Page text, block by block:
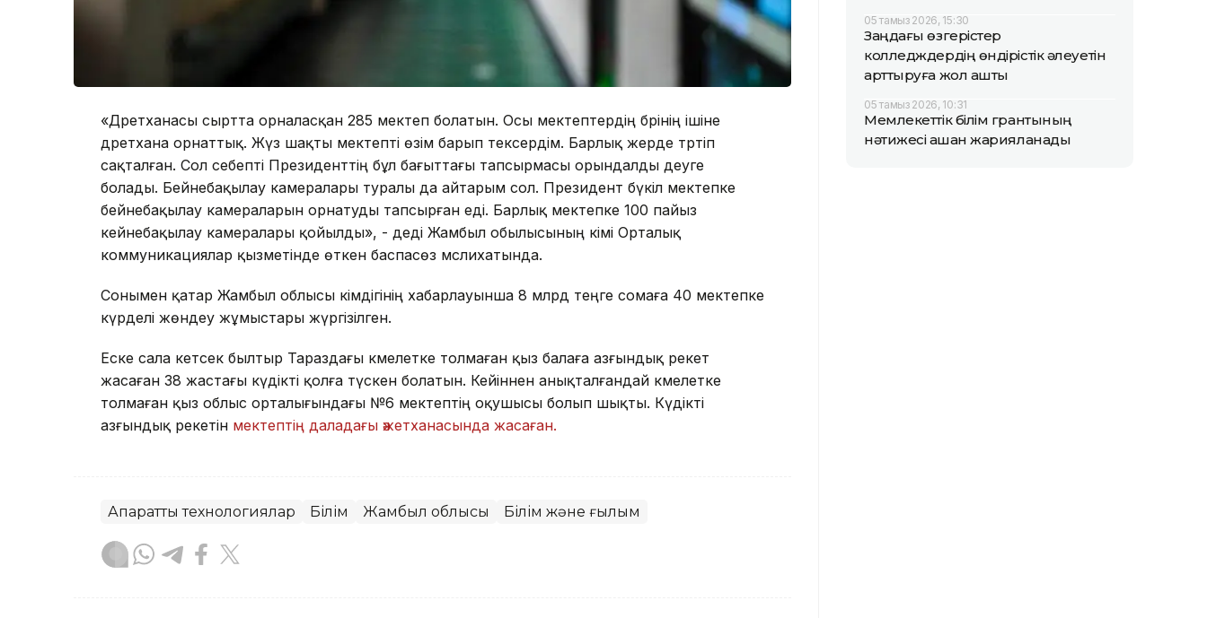
«Дәретханасы сыртта орналасқан 285 мектеп болатын. Осы мектептердің бәрінің ішіне
дәретхана орнаттық. Жүз шақты мектепті өзім барып тексердім. Барлық жерде тәртіп
сақталған. Сол себепті Президенттің бұл бағыттағы тапсырмасы орындалды деуге
болады. Бейнебақылау камералары туралы да айтарым сол. Президент бүкіл мектепке
бейнебақылау камераларын орнатуды тапсырған еді. Барлық мектепке 100 пайыз
кейнебақылау камералары қойылды», - деді Жамбыл обылысының әкімі Орталық
коммуникациялар қызметінде өткен баспасөз мәслихатында.
Сонымен қатар Жамбыл облысы әкімдігінің хабарлауынша 8 млрд теңге сомаға 40 мектепке
күрделі жөндеу жұмыстары жүргізілген.
Еске сала кетсек былтыр Тараздағы кәмелетке толмаған қыз балаға азғындық әрекет
жасаған 38 жастағы күдікті қолға түскен болатын. Кейіннен анықталғандай кәмелетке
толмаған қыз облыс орталығындағы №6 мектептің оқушысы болып шықты. Күдікті
азғындық әрекетін мектептің даладағы әжетханасында жасаған.
Ақпараттық технологиялар Білім Жамбыл облысы Білім және ғылым
05 тамыз 2026, 15:30
Заңдағы өзгерістер
колледждердің өндірістік әлеуетін
арттыруға жол ашты
05 тамыз 2026, 10:31
Мемлекеттік білім грантының
нәтижесі қашан жарияланады